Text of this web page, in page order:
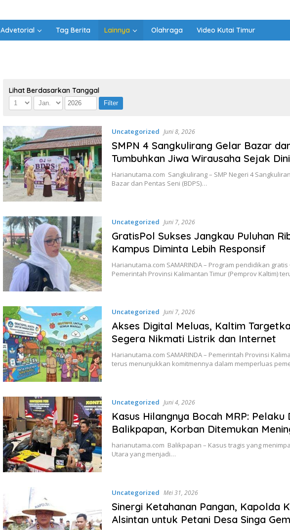
Advetorial Tag Berita Lainnya Olahraga Video Kutai Timur
Lihat Berdasarkan Tanggal
Uncategorized Juni 8, 2026
SMPN 4 Sangkulirang Gelar Bazar
Tumbuhkan Jiwa Wirausaha Sejak Dini
Harianutama.com Sangkulirang – SMP Negeri 4
Bazar dan Pentas Seni (BDPS)…
Uncategorized Juni 7, 2026
GratisPol Sukses Jangkau Puluhan
Kampus Diminta Lebih Responsif
Harianutama.com SAMARINDA – Program pendidikan
Pemerintah Provinsi Kalimantan Timur (Pemprov Kaltim)
Uncategorized Juni 7, 2026
Akses Digital Meluas, Kaltim
Segera Nikmati Listrik dan Internet
Harianutama.com SAMARINDA – Pemerintah Provinsi
terus menunjukkan komitmennya dalam memperluas
Uncategorized Juni 4, 2026
Kasus Hilangnya Bocah MRP: Pelaku
Balikpapan, Korban Ditemukan
harianutama.com Balikpapan – Kasus tragis yang
Utara yang menjadi…
Uncategorized Mei 31, 2026
Sinergi Ketahanan Pangan, Kapolda
Alsintan untuk Petani Desa Singa